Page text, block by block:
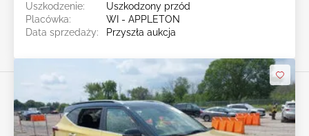
Uszkodzenie:
Uszkodzony przód
Placówka:
WI - APPLETON
Data sprzedaży:
Przyszła aukcja